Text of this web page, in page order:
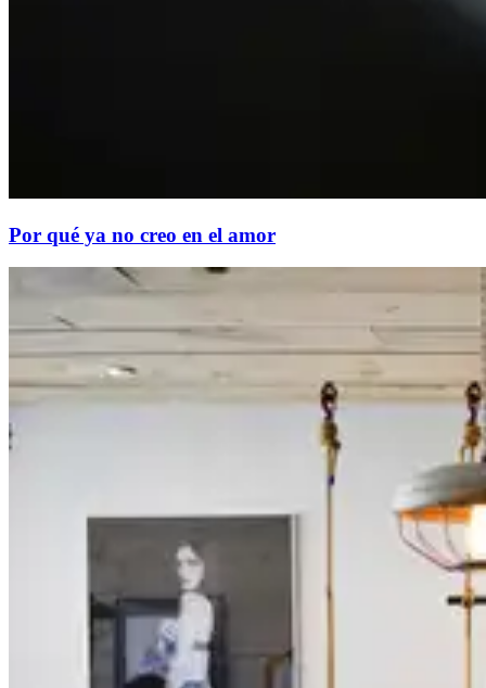
Por qué ya no creo en el amor